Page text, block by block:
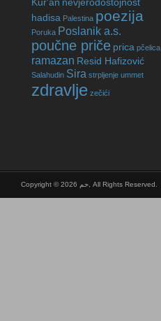
hadisa Palestina poezija
Poruka Poslanik a.s.
poučne priče prica pčelica
ramazan Resid Hafizović
Salahudin Sira strpljenje ummet
zdravlje zečići
Copyright © 2026 حم, All Rights Reserved.